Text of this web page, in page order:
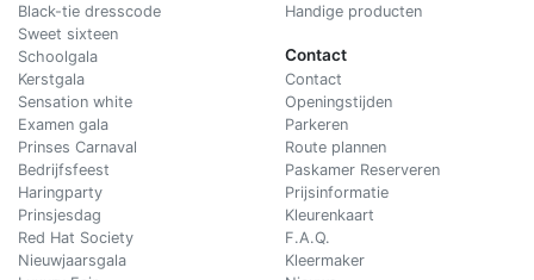
Black-tie dresscode
Sweet sixteen
Schoolgala
Kerstgala
Sensation white
Examen gala
Prinses Carnaval
Bedrijfsfeest
Haringparty
Prinsjesdag
Red Hat Society
Nieuwjaarsgala
Handige producten
Contact
Contact
Openingstijden
Parkeren
Route plannen
Paskamer Reserveren
Prijsinformatie
Kleurenkaart
F.A.Q.
Kleermaker